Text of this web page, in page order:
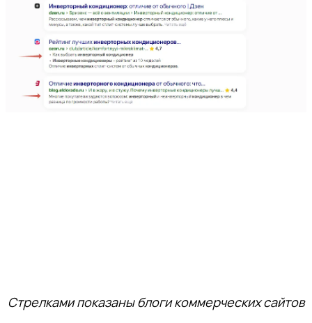
Стрелками показаны блоги коммерческих сайтов